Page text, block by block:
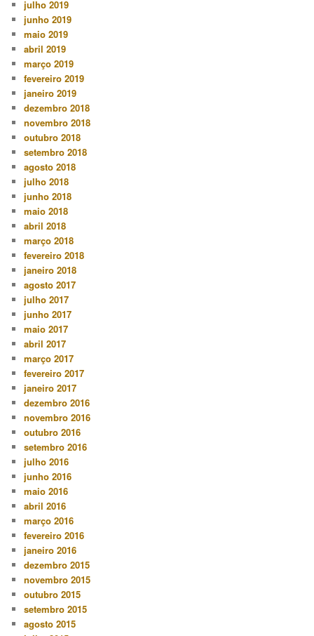
julho 2019
junho 2019
maio 2019
abril 2019
março 2019
fevereiro 2019
janeiro 2019
dezembro 2018
novembro 2018
outubro 2018
setembro 2018
agosto 2018
julho 2018
junho 2018
maio 2018
abril 2018
março 2018
fevereiro 2018
janeiro 2018
agosto 2017
julho 2017
junho 2017
maio 2017
abril 2017
março 2017
fevereiro 2017
janeiro 2017
dezembro 2016
novembro 2016
outubro 2016
setembro 2016
julho 2016
junho 2016
maio 2016
abril 2016
março 2016
fevereiro 2016
janeiro 2016
dezembro 2015
novembro 2015
outubro 2015
setembro 2015
agosto 2015